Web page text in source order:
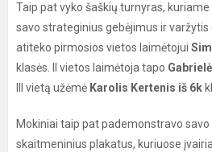
Taip pat vyko šaškių turnyras,
savo strateginius gebėjimus ir varžytis
atiteko pirmosios vietos laimėtojui
klasės. II vietos laimėtoja tapo
III vietą užėmė Karolis Kertenis iš 6k
Mokiniai taip pat pademonstravo
skaitmeninius plakatus, kuriuose